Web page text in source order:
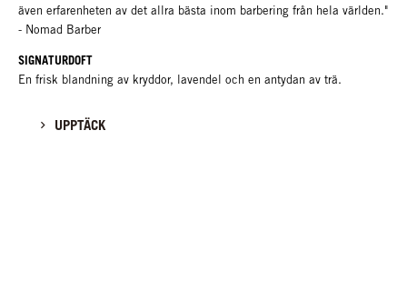
även erfarenheten av det allra bästa inom barbering från hela världen."
- Nomad Barber
SIGNATURDOFT
En frisk blandning av kryddor, lavendel och en antydan av trä.
UPPTÄCK